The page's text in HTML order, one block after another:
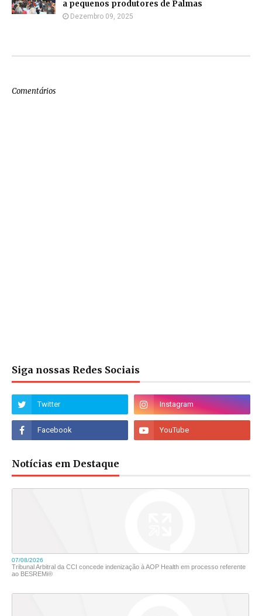
a pequenos produtores de Palmas
Dezembro 09, 2025
Comentários
Siga nossas Redes Sociais
Notícias em Destaque